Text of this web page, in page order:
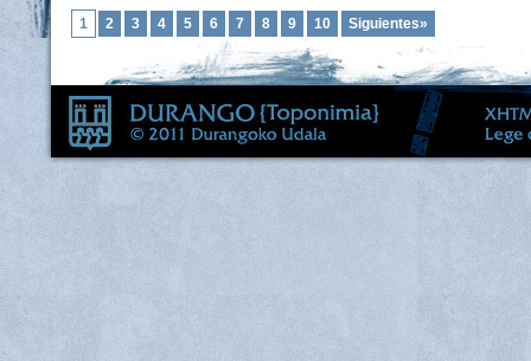
1 2 3 4 5 6 7 8 9 10 Siguientes»